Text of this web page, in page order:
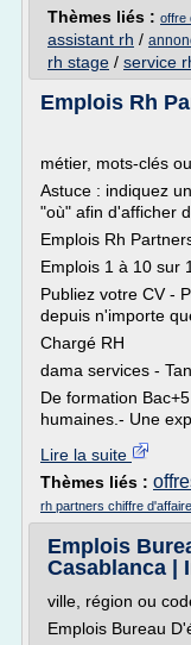
Thèmes liés : offre
assistant rh /
rh stage / service
Emplois Rh
métier, mots-clés
Astuce : indiquez
"où" afin d'afficher
Emplois Rh
Emplois 1 à 10 sur
Publiez votre CV -
depuis n'importe
Chargé RH
dama services -
De formation
humaines.- Une
Lire la suite
Thèmes liés :
rh partners chiffre
Emplois
Casablanca |
ville, région ou
Emplois Bureau